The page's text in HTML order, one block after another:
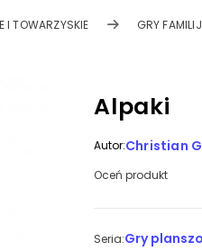
I TOWARZYSKIE GRY
Alpaki
Autor:Christian
Oceń produkt
Seria:Gry